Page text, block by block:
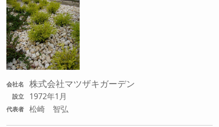
会社名 株式会社マツザキガーデン
設立 1972年1月
代表者 松崎 智弘